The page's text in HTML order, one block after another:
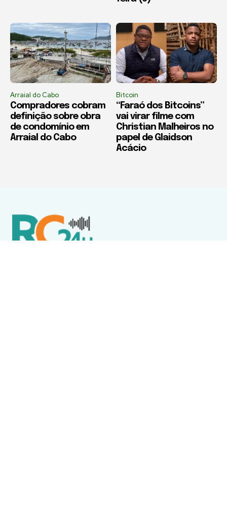
Arraial do Cabo
Compradores cobram
definição sobre obra
de condomínio em
Arraial do Cabo
Bitcoin
“Faraó dos Bitcoins”
vai virar filme com
Christian Malheiros no
papel de Glaidson
Acácio